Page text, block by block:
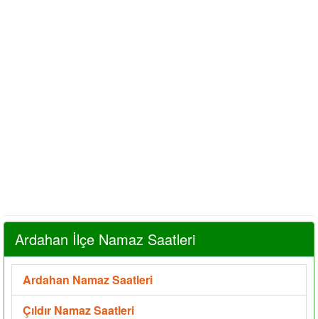
Ardahan İlçe Namaz Saatleri
Ardahan Namaz Saatleri
Çıldır Namaz Saatleri